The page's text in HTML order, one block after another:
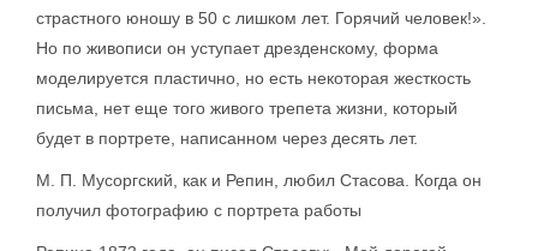
страстного юношу в 50 с лишком лет. Горячий человек!».
Но по живописи он уступает дрезденскому, форма
моделируется пластично, но есть некоторая жесткость
письма, нет еще того живого трепета жизни, который
будет в портрете, написанном через десять лет.
М. П. Мусоргский, как и Репин, любил Стасова. Когда он
получил фотографию с портрета работы